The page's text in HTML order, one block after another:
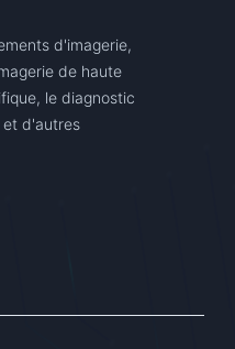
d'imagerie,
de haute
le diagnostic
et d'autres